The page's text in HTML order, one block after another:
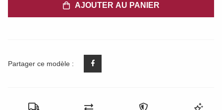
AJOUTER AU PANIER
Partager ce modèle :